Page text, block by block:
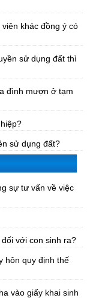
khác đồng ý có
sử dụng đất thì
đình mượn ở tạm
sử dụng đất?
sự tư vấn về việc
với con sinh ra?
hôn quy định thế
vào giấy khai sinh